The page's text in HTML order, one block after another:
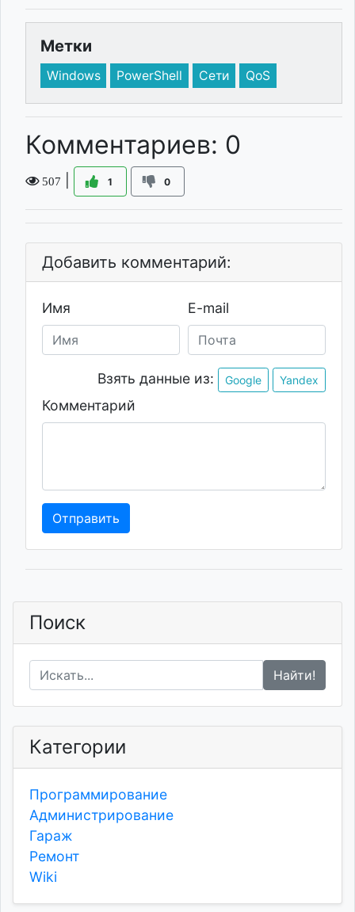
Метки
Windows PowerShell Сети QoS
Комментариев: 0
507 1 0
Добавить комментарий:
Имя E-mail
Взять данные из: Google Yandex
Комментарий
Отправить
Поиск
Найти!
Категории
Программирование
Администрирование
Гараж
Ремонт
Wiki